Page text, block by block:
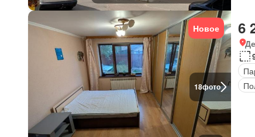
18фото
Новое 6